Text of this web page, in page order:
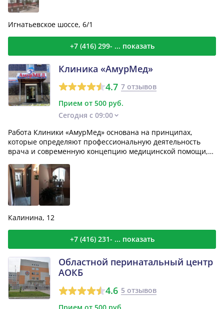
Игнатьевское шоссе, 6/1
+7 (416) 299- ... показать
Клиника «АмурМед»
4.7 7 отзывов
Прием от 500 руб.
Сегодня с 09:00
Работа Клиники «АмурМед» основана на принципах,
которые определяют профессиональную деятельность
врача и современную концепцию медицинской помощи,
Калинина, 12
+7 (416) 231- ... показать
Областной перинатальный центр
АОКБ
4.6 5 отзывов